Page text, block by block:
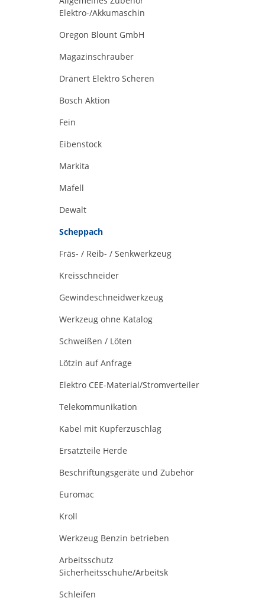
Elektro-/Akkumaschin
Oregon Blount GmbH
Magazinschrauber
Dränert Elektro Scheren
Bosch Aktion
Fein
Eibenstock
Markita
Mafell
Dewalt
Scheppach
Fräs- / Reib- / Senkwerkzeug
Kreisschneider
Gewindeschneidwerkzeug
Werkzeug ohne Katalog
Schweißen / Löten
Lötzin auf Anfrage
Elektro CEE-Material/Stromverteiler
Telekommunikation
Kabel mit Kupferzuschlag
Ersatzteile Herde
Beschriftungsgeräte und Zubehör
Euromac
Kroll
Werkzeug Benzin betrieben
Arbeitsschutz
Sicherheitsschuhe/Arbeitsk
Schleifen